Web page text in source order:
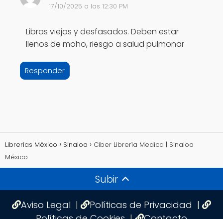
17/10/2025 a las 12:30 PM
Libros viejos y desfasados. Deben estar
llenos de moho, riesgo a salud pulmonar
Responder
Librerías México Sinaloa
Ciber Librería Medica | Sinaloa
México
Subir
Aviso Legal | Políticas de Privacidad |